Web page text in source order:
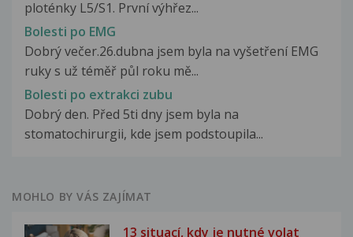
ploténky L5/S1. První výhřez...
Bolesti po EMG
Dobrý večer.26.dubna jsem byla na vyšetření EMG
ruky s už téměř půl roku mě...
Bolesti po extrakci zubu
Dobrý den. Před 5ti dny jsem byla na
stomatochirurgii, kde jsem podstoupila...
MOHLO BY VÁS ZAJÍMAT
13 situací, kdy je nutné volat